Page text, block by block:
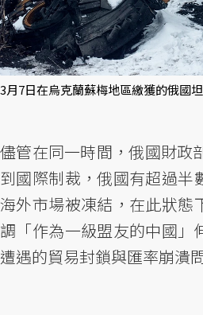
3月7日在烏克蘭蘇梅地區繳獲的俄國
儘管在同一時間，俄國財政
到國際制裁，俄國有超過半
海外市場被凍結，在此狀態
調「作為一級盟友的中國」
遭遇的貿易封鎖與匯率崩潰